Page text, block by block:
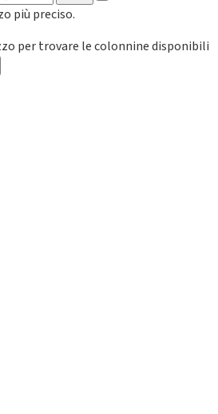
più preciso.
per trovare le colonnine disponibili